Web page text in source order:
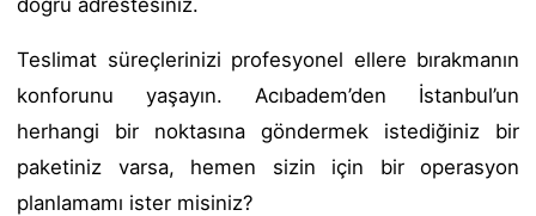
Teslimat süreçlerinizi profesyonel ellere bırakmanın
konforunu yaşayın. Acıbadem’den İstanbul’un
herhangi bir noktasına göndermek istediğiniz bir
paketiniz varsa, hemen sizin için bir operasyon
planlamamı ister misiniz?